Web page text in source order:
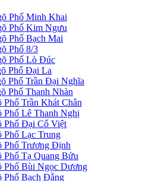
Phố Minh Khai
Phố Kim Ngưu
Phố Bạch Mai
Phố 8/3
Phố Lò Đúc
Phố Đại La
Phố Trần Đại Nghĩa
Phố Thanh Nhàn
Phố Trần Khát Chân
Phố Lê Thanh Nghị
Phố Đại Cổ Việt
Phố Lạc Trung
Phố Trương Định
Phố Tạ Quang Bửu
Phố Bùi Ngọc Dương
Phố Bạch Đằng